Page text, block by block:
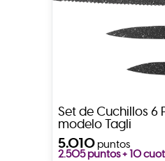
Set de Cuchillos 6
modelo Tagli
5.010puntos
2.505 puntos + 10